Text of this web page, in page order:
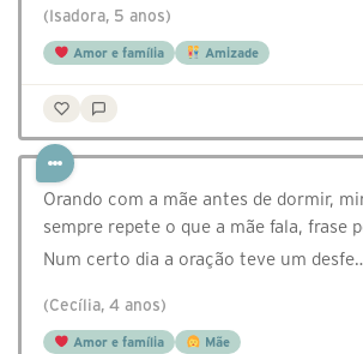
(Isadora, 5 anos)
Amor e família Amizade
Orando com a mãe antes de dormir,
sempre repete o que a mãe fala, frase
Num certo dia a oração teve um
(Cecília, 4 anos)
Amor e família Mãe